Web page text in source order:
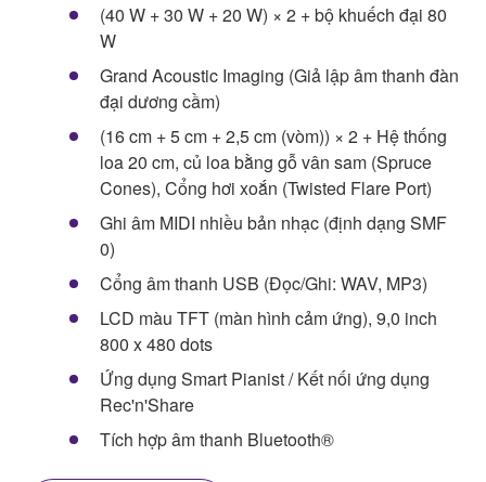
(40 W + 30 W + 20 W) × 2 + bộ khuếch đại 80
W
Grand Acoustic Imaging (Giả lập âm thanh đàn
đại dương cầm)
(16 cm + 5 cm + 2,5 cm (vòm)) × 2 + Hệ thống
loa 20 cm, củ loa bằng gỗ vân sam (Spruce
Cones), Cổng hơi xoắn (Twisted Flare Port)
Ghi âm MIDI nhiều bản nhạc (định dạng SMF
0)
Cổng âm thanh USB (Đọc/Ghi: WAV, MP3)
LCD màu TFT (màn hình cảm ứng), 9,0 inch
800 x 480 dots
Ứng dụng Smart Pianist / Kết nối ứng dụng
Rec'n'Share
Tích hợp âm thanh Bluetooth®